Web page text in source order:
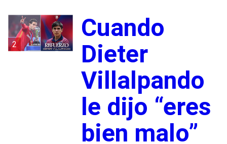
2
Cuando
Dieter
Villalpando
le dijo “eres
bien malo”